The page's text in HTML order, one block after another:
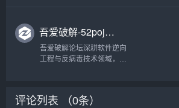
吾爱破解-52pojie.cn
吾爱破解论坛深耕软件逆向
工程与反病毒技术领域，汇
业内最具影响力的技术交流
评论列表 （0条）